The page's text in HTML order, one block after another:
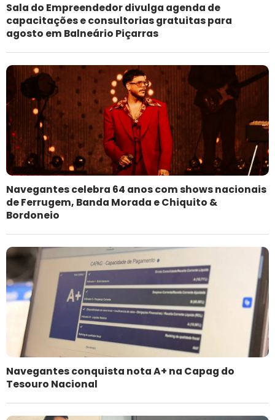
Sala do Empreendedor divulga agenda de
capacitações e consultorias gratuitas para
agosto em Balneário Piçarras
Navegantes celebra 64 anos com shows nacionais
de Ferrugem, Banda Morada e Chiquito &
Bordoneio
Navegantes conquista nota A+ na Capag do
Tesouro Nacional